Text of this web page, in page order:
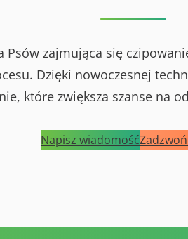
Psów zajmująca się
Dzięki nowoczesnej
które zwiększa szanse na
Napisz wiadomość